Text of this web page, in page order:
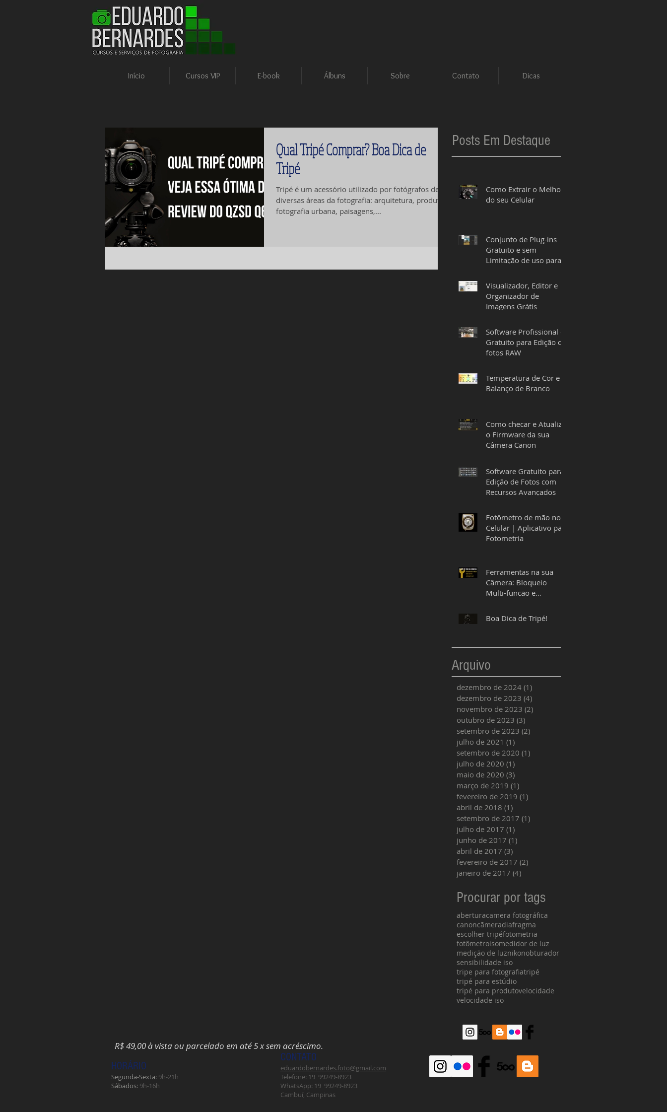
Cursos e Serviços
Início Cursos VIP E-book Álbuns Sobre Contato Dicas
Qual Tripé Comprar? Boa Dica de
Tripé
Tripé é um acessório utilizado por fotógrafos de
diversas áreas da fotografia: arquitetura, produtos,
fotografia urbana, paisagens,...
Posts Em Destaque
Como Extrair o Melhor
do seu Celular
Conjunto de Plug-ins
Gratuito e sem
Limitação de uso para
Visualizador, Editor e
Organizador de
Imagens Grátis
Software Profissional e
Gratuito para Edição de
fotos RAW
Temperatura de Cor e o
Balanço de Branco
Como checar e Atualizar
o Firmware da sua
Câmera Canon
Software Gratuito para
Edição de Fotos com
Recursos Avançados
Fotômetro de mão no
Celular | Aplicativo para
Fotometria
Ferramentas na sua
Câmera: Bloqueio
Multi-função e
Boa Dica de Tripé!
Arquivo
dezembro de 2024 (1)
dezembro de 2023 (4)
novembro de 2023 (2)
outubro de 2023 (3)
setembro de 2023 (2)
julho de 2021 (1)
setembro de 2020 (1)
julho de 2020 (1)
maio de 2020 (3)
março de 2019 (1)
fevereiro de 2019 (1)
abril de 2018 (1)
setembro de 2017 (1)
julho de 2017 (1)
junho de 2017 (1)
abril de 2017 (3)
fevereiro de 2017 (2)
janeiro de 2017 (4)
Procurar por tags
aberturacamera fotográfica
canoncãmeradiafragma
escolher tripéfotometria
fotômetroisomedidor de luz
medição de luznikonobturador
sensibilidade iso
tripe para fotografiatripé
tripé para estúdio
tripé para produtovelocidade
velocidade iso
HORÁRIO
Segunda-Sexta: 9h-21h
​Sábados: 9h-16h
CONTATO
eduardobernardes.foto@gmail.com
Telefone: 19 99249-8923
WhatsApp: 19 99249-8923
Cambuí, Campinas
R$ 49,00 à vista ou parcelado em até 5 x sem acréscimo.